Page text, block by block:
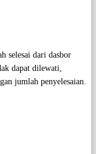
selesai dari dasbor
dapat dilewati,
jumlah penyelesaian.